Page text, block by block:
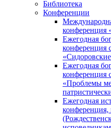
Библиотека
Конференции
Ежегодная
конференция
Ежегодная
конференция
«Проблемы
Ежегодная